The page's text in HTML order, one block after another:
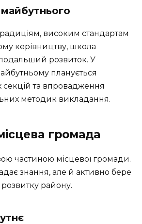
високим стандартам
керівництву, школа
розвиток. У
планується
секцій та впровадження
методик викладання.
громада
частиною місцевої громади.
знання, але й активно бере
розвитку району.